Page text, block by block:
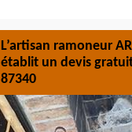
L’artisan ramoneur
établit un devis
87340